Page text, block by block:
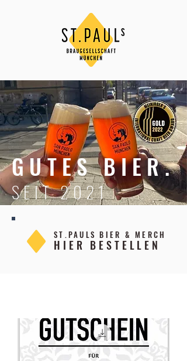
GUTES BIER.
SEIT 2021
ST.PAULS BIER & MERCH
HIER BESTELLEN